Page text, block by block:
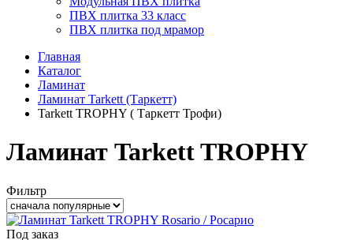
ПВХ плитка 33 класс
ПВХ плитка под мрамор
Главная
Каталог
Ламинат
Ламинат Tarkett (Таркетт)
Tarkett TROPHY ( Таркетт Трофи)
Ламинат Tarkett TROPHY
Фильтр
Под заказ